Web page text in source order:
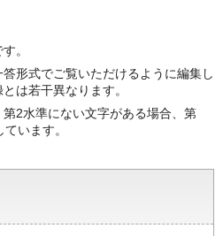
。
答形式でご覧いただけるように編集し
は若干異なります。
2水準にない文字がある場合、第
います。